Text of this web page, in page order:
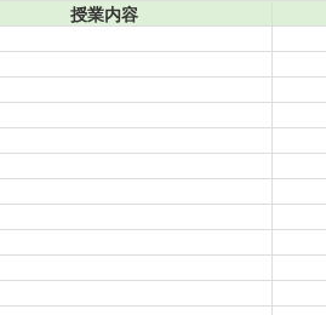
授業内容